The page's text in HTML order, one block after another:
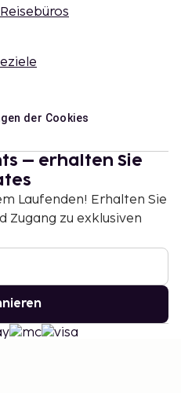
der Cookies
– erhalten Sie
Laufenden! Erhalten Sie
Zugang zu exklusiven